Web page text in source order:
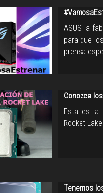
ASUS la
para que
prensa
Conozca
Esta es la
Rocket Lake.
Tenemos